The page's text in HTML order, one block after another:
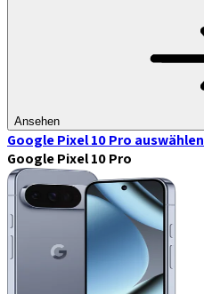
Ansehen
Google Pixel 10 Pro auswählen
Google Pixel 10 Pro